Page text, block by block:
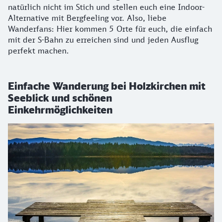
natürlich nicht im Stich und stellen euch eine Indoor-
Alternative mit Bergfeeling vor. Also, liebe
Wanderfans: Hier kommen 5 Orte für euch, die einfach
mit der S-Bahn zu erreichen sind und jeden Ausflug
perfekt machen.
Einfache Wanderung bei Holzkirchen mit
Seeblick und schönen
Einkehrmöglichkeiten